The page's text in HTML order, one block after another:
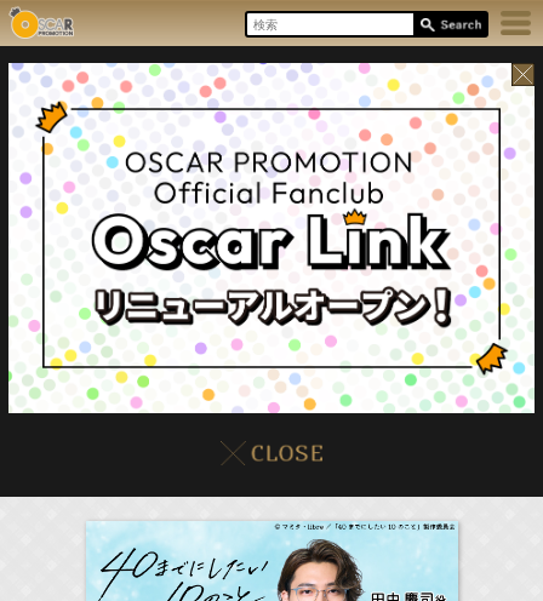
イベント
24:00-24:30
) 一緒にごはんをたべるだけ 真矢ミキ